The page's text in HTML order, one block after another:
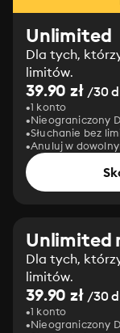
Unlimited
Dla tych,
limitów.
39.90 zł/30
1 konto
Nieograniczony
Słuchanie bez
Anuluj w
Unlimited
Dla tych,
limitów.
39.90 zł/30
1 konto
Nieograniczony